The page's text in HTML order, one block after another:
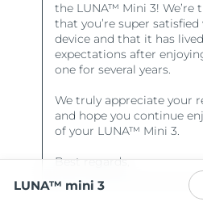
LUNA™ mini 3